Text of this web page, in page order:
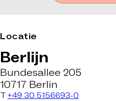
Locatie
Berlijn
Bundesallee 205
10717 Berlin
T +49 30 5156693-0